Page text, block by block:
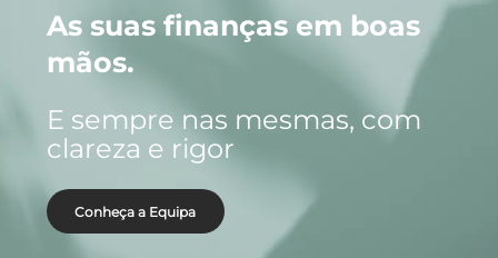
As suas finanças em boas
mãos.
E sempre nas mesmas, com
clareza e rigor
Conheça a Equipa